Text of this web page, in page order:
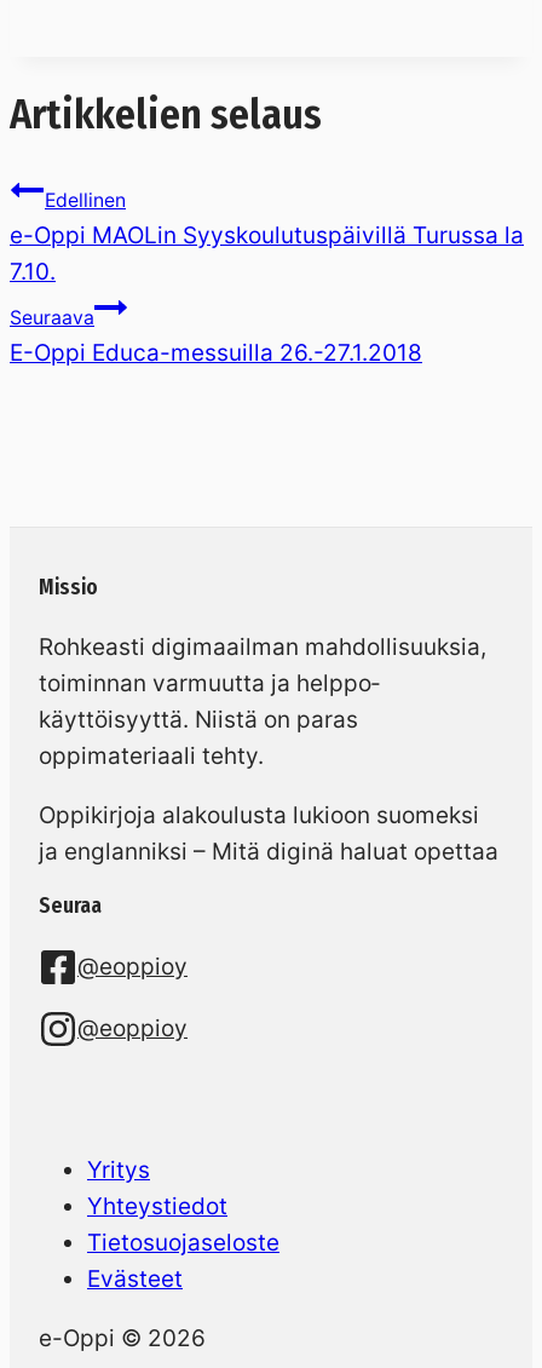
Artikkelien selaus
Edellinen
e-Oppi MAOLin Syyskoulutuspäivillä Turussa la
7.10.
Seuraava
E-Oppi Educa-messuilla 26.-27.1.2018
Missio
Rohkeasti digimaailman mahdollisuuksia,
toiminnan varmuutta ja helppo­
käyttöisyyttä. Niistä on paras
oppimateriaali tehty.
Oppikirjoja alakoulusta lukioon suomeksi
ja englanniksi – Mitä diginä haluat opettaa
Seuraa
@eoppioy
@eoppioy
Yritys
Yhteystiedot
Tietosuojaseloste
Evästeet
e-Oppi © 2026